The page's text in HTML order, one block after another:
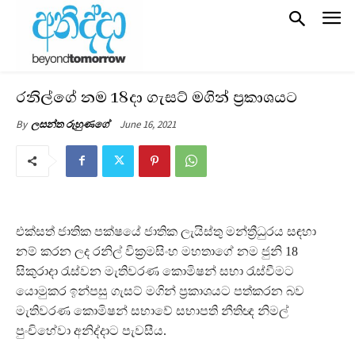
රනිල්ගේ නම 18දා ගැසට් මගින් ප්‍රකාශයට
By ලසන්ත රුහුණගේ June 16, 2021
එක්සත් ජාතික පක්ෂයේ ජාතික ලැයිස්තු මන්ත්‍රීධුරය සඳහා
නම් කරන ලද රනිල් වික්‍රමසිංහ මහතාගේ නම ජුනි 18
සිකුරාදා රැස්වන මැතිවරණ කොමිෂන් සභා රැස්වීමට
යොමුකර ඉන්පසු ගැසට් මගින් ප්‍රකාශයට පත්කරන බව
මැතිවරණ කොමිෂන් සභාවේ සභාපති නීතිඥ නිමල්
පුංචිහේවා අනිද්දාට පැවසීය.